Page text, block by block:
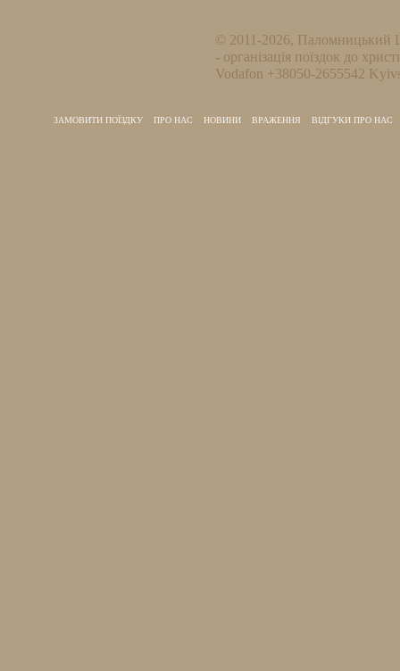
© 2011-2026, Паломницький
- організація поїздок до
Vodafon +38050-2655542
ЗАМОВИТИ ПОЇЗДКУ ПРО НАС НОВИНИ ВРАЖЕННЯ ВІДГУКИ ПРО НАС